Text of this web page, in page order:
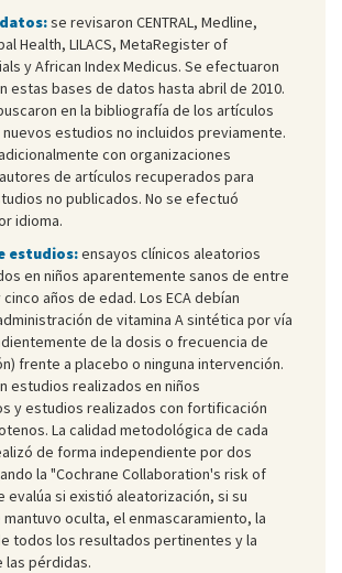
se revisaron CENTRAL, Medline,
Health, LILACS, MetaRegister of
y African Index Medicus. Se efectuaron
estas bases de datos hasta abril de 2010.
en la bibliografía de los artículos
estudios no incluidos previamente.
con organizaciones
de artículos recuperados para
no publicados. No se efectuó
idioma.
estudios:ensayos clínicos aleatorios
en niños aparentemente sanos de entre
años de edad. Los ECA debían
de vitamina A sintética por vía
de la dosis o frecuencia de
frente a placebo o ninguna intervención.
estudios realizados en niños
y estudios realizados con fortificación
La calidad metodológica de cada
de forma independiente por dos
la "Cochrane Collaboration's risk of
evalúa si existió aleatorización, si su
oculta, el enmascaramiento, la
todos los resultados pertinentes y la
las pérdidas.